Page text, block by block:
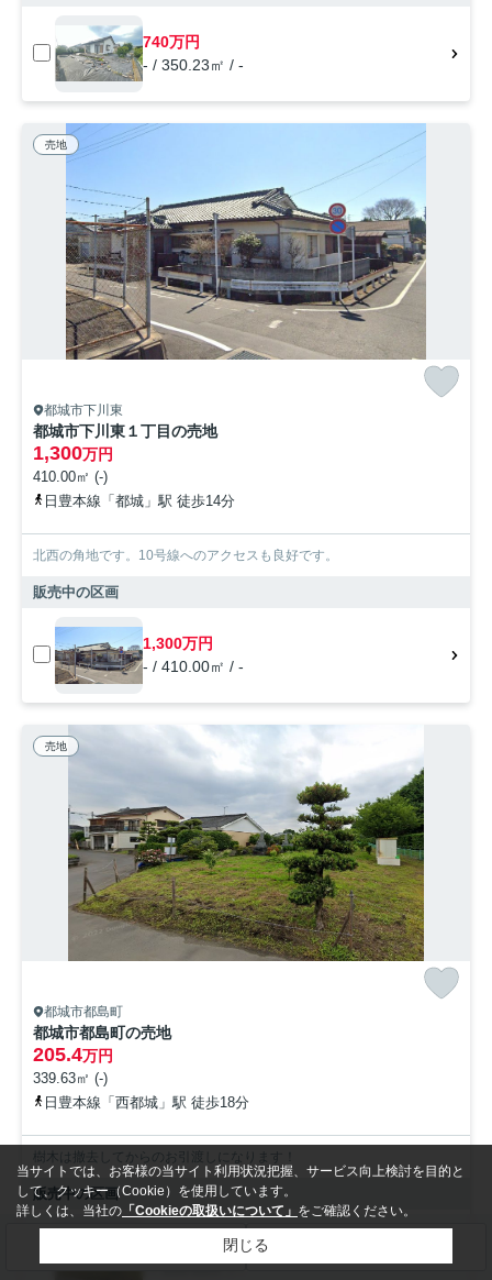
740万円
- / 350.23㎡ / -
売地
都城市下川東
都城市下川東１丁目の売地
1,300万円
410.00㎡ (-)
日豊本線「都城」駅 徒歩14分
北西の角地です。10号線へのアクセスも良好です。
販売中の区画
1,300万円
- / 410.00㎡ / -
売地
都城市都島町
都城市都島町の売地
205.4万円
339.63㎡ (-)
日豊本線「西都城」駅 徒歩18分
樹木は撤去してからのお引渡しになります！
販売中の区画
- / 339.63㎡ / -
当サイトでは、お客様の当サイト利用状況把握、サービス向上検討を目的と
して、クッキー（Cookie）を使用しています。
詳しくは、当社の 「Cookieの取扱いについて」 をご確認ください。
閉じる